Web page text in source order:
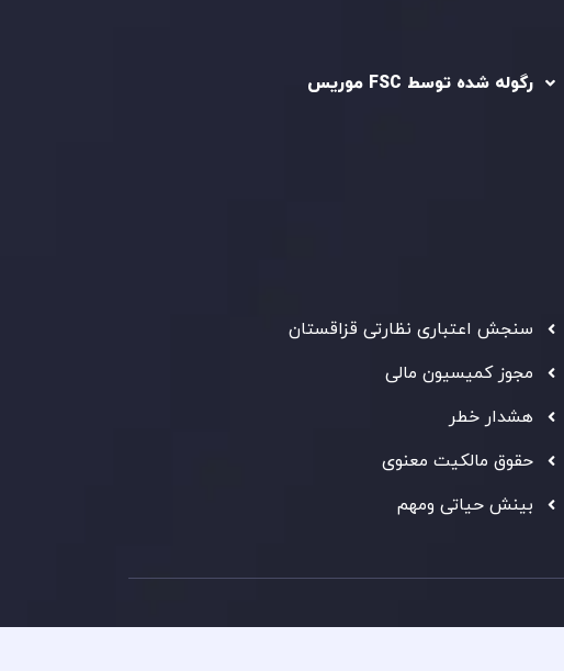
رگوله شده توسط FSC موریس
سنجش اعتباری نظارتی قزاقستان
مجوز کمیسیون مالی
هشدار خطر
حقوق مالکیت معنوی
بینش حیاتی ومهم